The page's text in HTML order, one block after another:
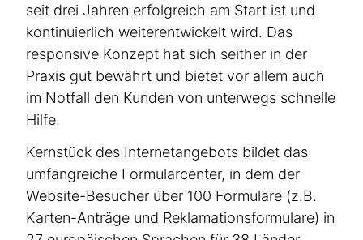
seit drei Jahren erfolgreich am Start ist und
konti­nu­ierlich weiter­ent­wi­ckelt wird. Das
responsive Konzept hat sich seither in der
Praxis gut bewährt und bietet vor allem auch
im Notfall den Kunden von unterwegs schnelle
Hilfe.
Kernstück des Inter­ne­t­an­gebots bildet das
umfang­reiche Formu­la­r­center, in dem der
Website-Besucher über 100 Formulare (z.B.
Karten-Anträge und Rekla­ma­ti­ons­for­mulare) in
Lassen Sie uns bei einem
Gespräch heraus­finden, was
wir für Sie tun können.
Wie können wir Sie erreichen?
Frau
Herr